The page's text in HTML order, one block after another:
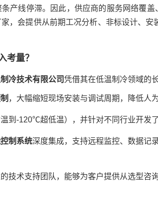
产线停滞。因此，供应商的服务网络覆
，会提供从前期工况分析、非标设计、
考量？
冷技术有限公司凭借其在低温制冷领域的
，大幅缩短现场安装与调试周期，降低人
到-120℃超低温），并针对不同行业开发
制系统深度集成，支持远程监控、数据记
技术支持团队，能够为客户提供从选型咨